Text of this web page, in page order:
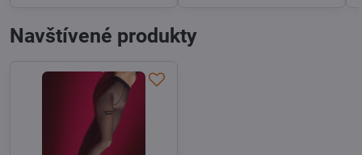
Navštívené produkty